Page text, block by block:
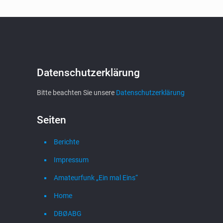
Datenschutzerklärung
Bitte beachten Sie unsere Datenschutzerklärung
Seiten
Berichte
Impressum
Amateurfunk „Ein mal Eins“
Home
DBØABG